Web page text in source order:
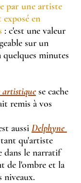
par une artiste
en
: c'est une valeur
sur un
minutes
artistique se cache
remis à vos
aussi Delphyne
qu'artiste
dans le narratif
de l'ombre et la
niveaux.